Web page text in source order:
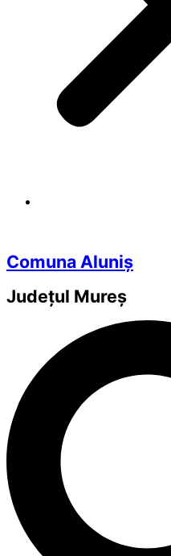
Comuna Aluniș
Județul Mureș